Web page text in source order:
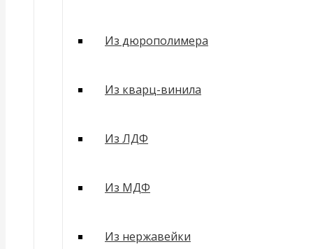
Из дюрополимера
Из кварц-винила
Из ЛДФ
Из МДФ
Из нержавейки